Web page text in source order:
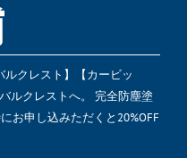
クレスト】【カービッ
ルクレストへ。 完全防塵塗
お申し込みただくと20%OFF